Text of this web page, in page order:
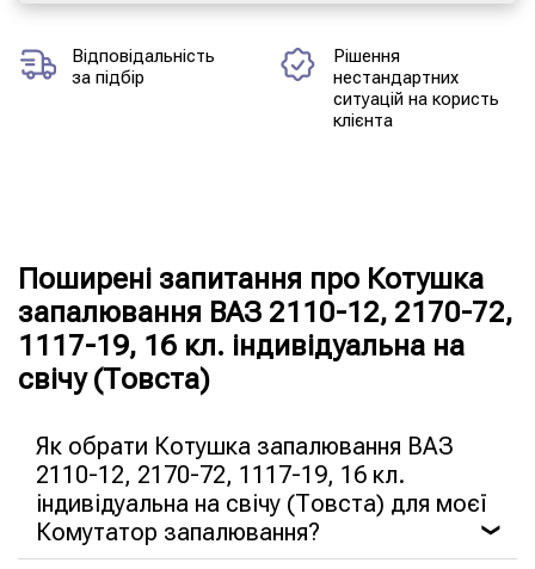
Відповідальність
за підбір
Рішення
нестандартних
ситуацій на користь
клієнта
Поширені запитання про Котушка
запалювання ВАЗ 2110-12, 2170-72,
1117-19, 16 кл. індивідуальна на
свічу (Товста)
Як обрати Котушка запалювання ВАЗ
2110-12, 2170-72, 1117-19, 16 кл.
індивідуальна на свічу (Товста) для моєї
Комутатор запалювання?
❯